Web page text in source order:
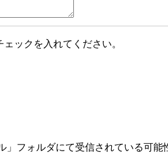
ックを入れてください。
フォルダにて受信されている可能